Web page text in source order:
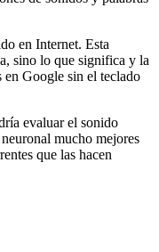
en Internet. Esta
sino lo que significa y la
en Google sin el teclado
evaluar el sonido
mucho mejores
que las hacen